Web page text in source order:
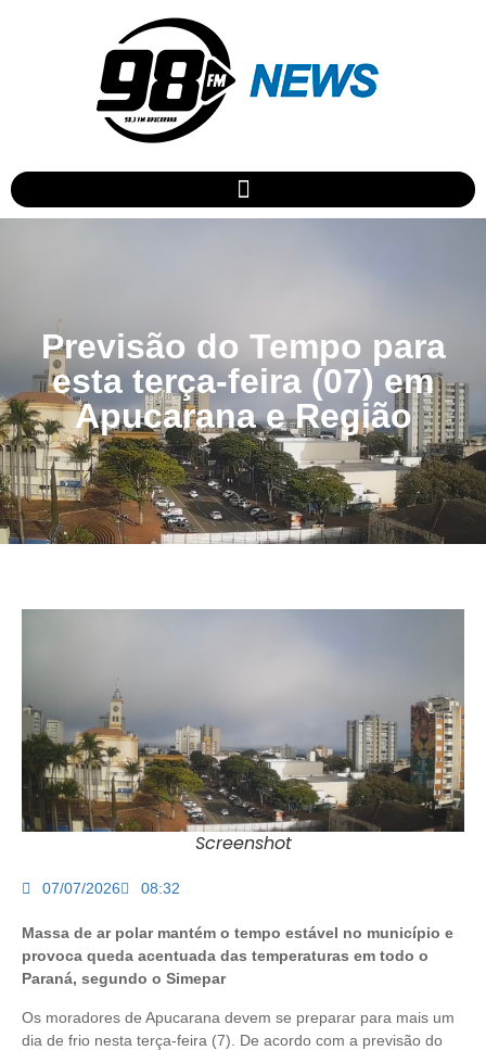
Previsão do Tempo para
esta terça-feira (07) em
Apucarana e Região
Screenshot
07/07/2026 08:32
Massa de ar polar mantém o tempo estável no município e
provoca queda acentuada das temperaturas em todo o
Paraná, segundo o Simepar
Os moradores de Apucarana devem se preparar para mais um
dia de frio nesta terça-feira (7). De acordo com a previsão do